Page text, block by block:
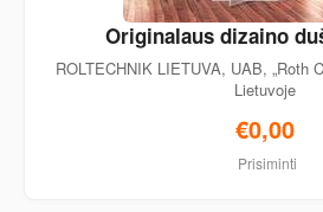
Originalaus dizaino
ROLTECHNIK LIETUVA, UAB, „Roth
Lietuvoje
€0,00
Prisiminti